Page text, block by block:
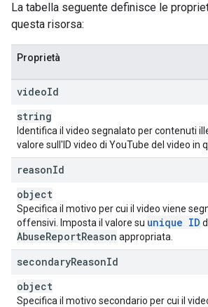
La tabella seguente definisce le
questa risorsa:
Proprietà
videoId
string
Identifica il video segnalato per contenuti
valore sull'ID video di YouTube del video in
reasonId
object
Specifica il motivo per cui il video viene
offensivi. Imposta il valore su unique ID
AbuseReportReason appropriata.
secondaryReasonId
object
Specifica il motivo secondario per cui il